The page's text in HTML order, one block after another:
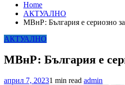
Home
АКТУАЛНО
МВнР: България е сериозно
АКТУАЛНО
МВнР: България е
април 7, 20231 min read admin